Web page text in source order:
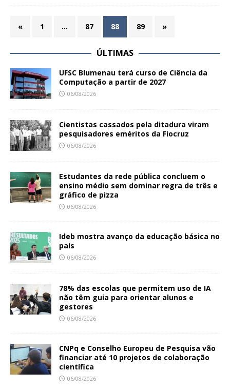
« 1 … 87 88 89 »
ÚLTIMAS
UFSC Blumenau terá curso de Ciência da
Computação a partir de 2027
06/08/2026
Cientistas cassados pela ditadura viram
pesquisadores eméritos da Fiocruz
06/08/2026
Estudantes da rede pública concluem o
ensino médio sem dominar regra de três e
gráfico de pizza
06/08/2026
Ideb mostra avanço da educação básica no
país
06/08/2026
78% das escolas que permitem uso de IA
não têm guia para orientar alunos e
gestores
06/08/2026
CNPq e Conselho Europeu de Pesquisa vão
financiar até 10 projetos de colaboração
científica
06/08/2026